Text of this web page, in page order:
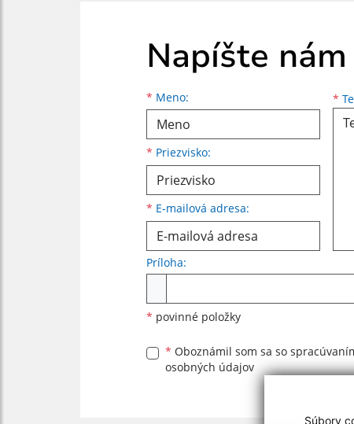
Súbory
Napíšte nám
* Meno:
Meno
* Priezvisko:
Priezvisko
* E-mailová adresa:
E-mailová adresa *
Príloha:
* povinné položky
* Oboznámil som sa so
osobných údajov